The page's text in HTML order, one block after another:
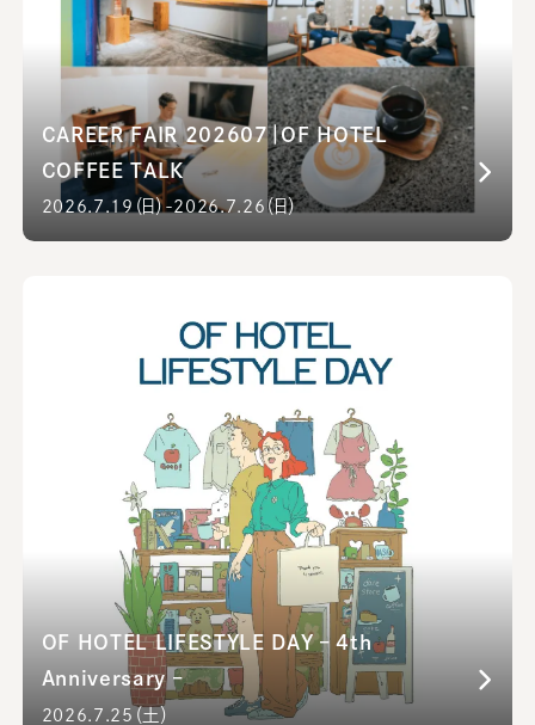
CAREER FAIR 202607｜OF HOTEL
COFFEE TALK
2026.7.19（日）-2026.7.26（日）
OF HOTEL LIFESTYLE DAY – 4th
Anniversary –
2026.7.25（土）